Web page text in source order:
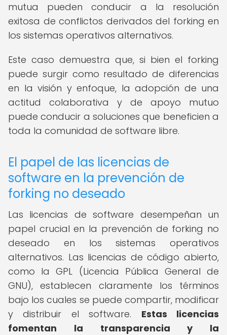
mutua pueden conducir a la resolución
exitosa de conflictos derivados del forking en
los sistemas operativos alternativos.
Este caso demuestra que, si bien el forking
puede surgir como resultado de diferencias
en la visión y enfoque, la adopción de una
actitud colaborativa y de apoyo mutuo
puede conducir a soluciones que beneficien a
toda la comunidad de software libre.
El papel de las licencias de
software en la prevención de
forking no deseado
Las licencias de software desempeñan un
papel crucial en la prevención de forking no
deseado en los sistemas operativos
alternativos. Las licencias de código abierto,
como la GPL (Licencia Pública General de
GNU), establecen claramente los términos
bajo los cuales se puede compartir, modificar
y distribuir el software. Estas licencias
fomentan la transparencia y la